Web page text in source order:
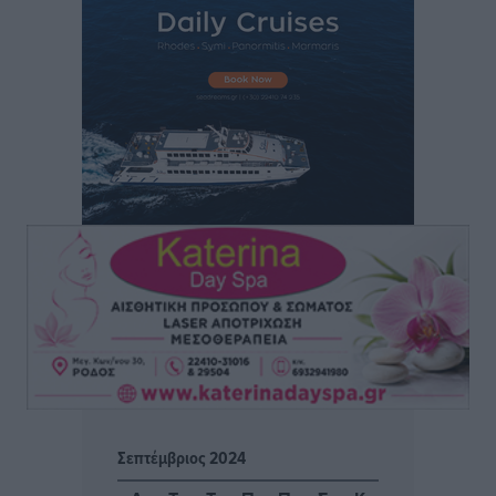
Κλεάνθης: Δουλειές μετά ευχαριστιών στο γήπεδο,
ατομικό για δύο
Αθλητικά• πριν 2 ώρες
Φοίβος: Εν αναμονή του Νίκου Λαζίδη
πριν 2 ώρες
Ιάλυσος Β’: Νωρίς νωρίς μπήκαν στα βάσανα της
προετοιμασίας
Σεπτέμβριος 2024